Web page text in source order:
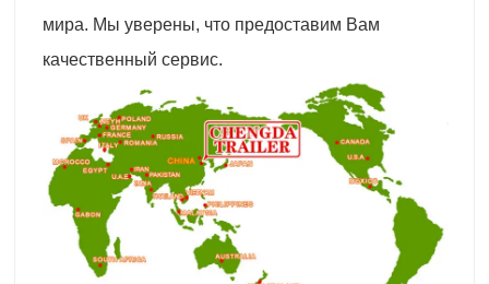
мира. Мы уверены, что предоставим Вам
качественный сервис.